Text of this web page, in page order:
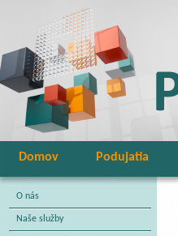
Domov Podujatia
O nás
Naše služby